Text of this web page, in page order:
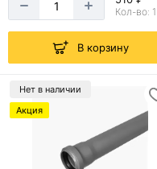
Кол-во: 1
В корзину
Нет в наличии
Акция